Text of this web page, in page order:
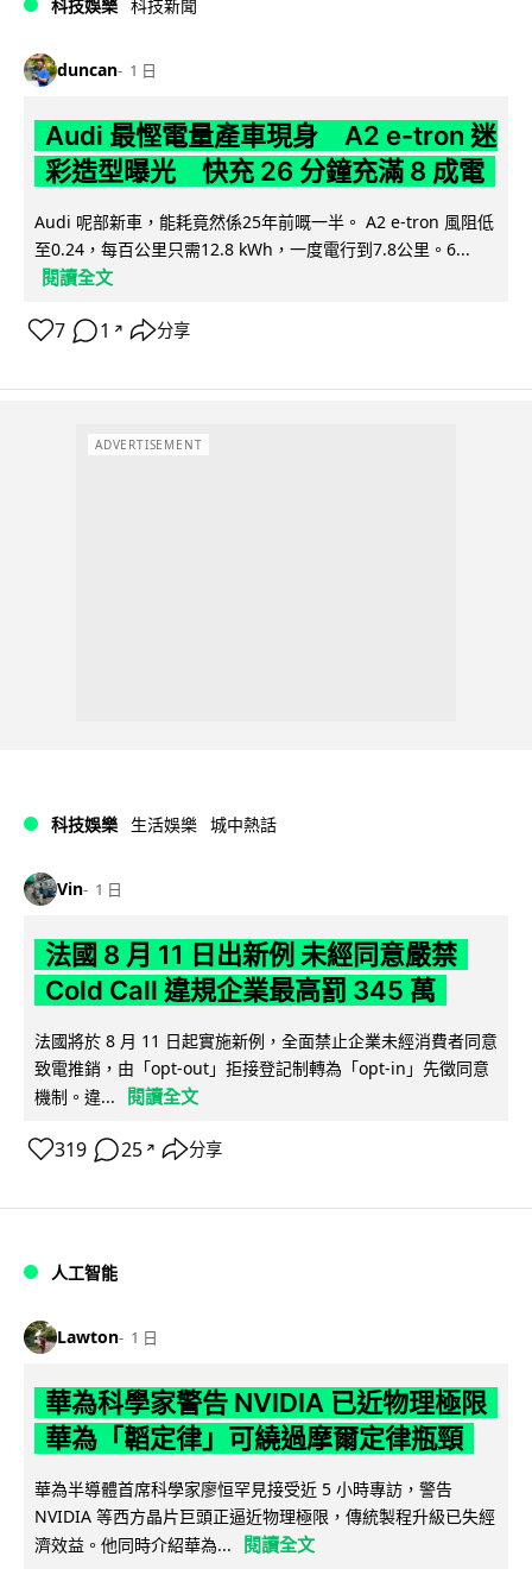
科技娛樂 科技新聞
duncan 1 日
Audi 最慳電量產車現身 A2 e-tron 迷
彩造型曝光 快充 26 分鐘充滿 8 成電
Audi 呢部新車，能耗竟然係25年前嘅一半。 A2 e-tron 風阻低
至0.24，每百公里只需12.8 kWh，一度電行到7.8公里。6...
閱讀全文
7 1 ↗ 分享
ADVERTISEMENT
科技娛樂 生活娛樂 城中熱話
Vin 1 日
法國 8 月 11 日出新例 未經同意嚴禁
Cold Call 違規企業最高罰 345 萬
法國將於 8 月 11 日起實施新例，全面禁止企業未經消費者同意
致電推銷，由「opt-out」拒接登記制轉為「opt-in」先徵同意
機制。違...
閱讀全文
319 25 ↗ 分享
人工智能
Lawton 1 日
華為科學家警告 NVIDIA 已近物理極限
華為「韜定律」可繞過摩爾定律瓶頸
華為半導體首席科學家廖恒罕見接受近 5 小時專訪，警告
NVIDIA 等西方晶片巨頭正逼近物理極限，傳統製程升級已失經
濟效益。他同時介紹華為...
閱讀全文